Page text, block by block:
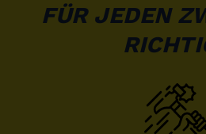
FÜR JEDEN